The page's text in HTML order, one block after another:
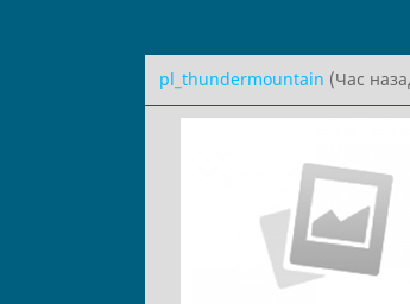
pl_thundermountain (Час